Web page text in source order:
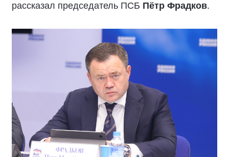
рассказал председатель ПСБ Пётр Фрадков.